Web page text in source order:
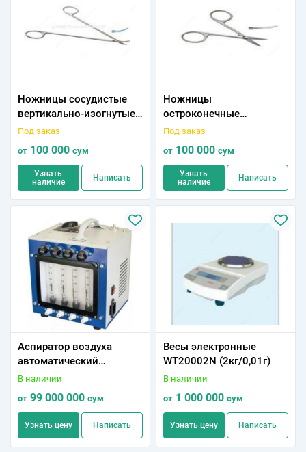
Ножницы сосудистые
вертикально-изогнутые
по радиусу (длина
Под заказ
от 100 000 сум
Узнать
наличие
Написать
Ножницы
остpоконечные
вертикально-изогнутые
Под заказ
от 100 000 сум
Узнать
наличие
Написать
Аспиратор воздуха
автоматический
четырехканальный с
питанием АПВ 4-12/220В
исп. 1 с дополнительной
комплек.-ей
В наличии
от 99 000 000 сум
Узнать цену Написать
Весы электронные
WT20002N (2кг/0,01г)
В наличии
от 1 000 000 сум
Узнать цену Написать